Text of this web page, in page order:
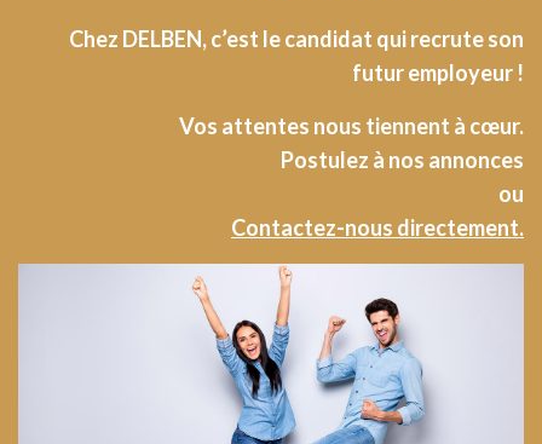
Chez DELBEN, c’est le candidat qui recrute son
futur employeur !
Vos attentes nous tiennent à cœur.
Postulez à nos annonces
ou
Contactez-nous directement.